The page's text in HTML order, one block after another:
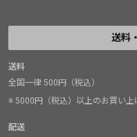
送料
送料
全国一律 500円（税込）
※ 5000円（税込）以上のお買い上
配送